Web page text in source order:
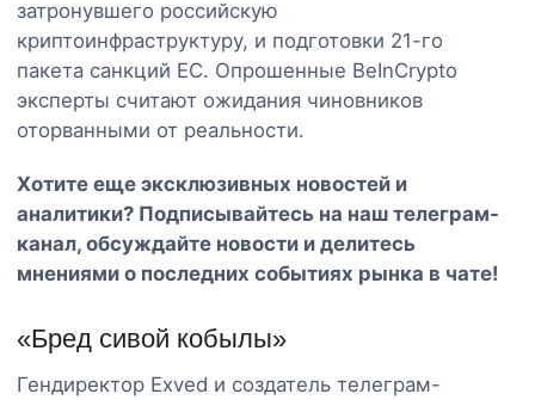
затронувшего российскую
криптоинфраструктуру, и подготовки 21-го
пакета санкций ЕС. Опрошенные BeInCrypto
эксперты считают ожидания чиновников
оторванными от реальности.
Хотите еще эксклюзивных новостей и
аналитики? Подписывайтесь на наш телеграм-
канал, обсуждайте новости и делитесь
мнениями о последних событиях рынка в чате!
«Бред сивой кобылы»
Гендиректор Exved и создатель телеграм-